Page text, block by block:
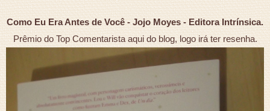
Como Eu Era Antes de Você - Jojo Moyes - Editora Intrínsica.
Prêmio do Top Comentarista aqui do blog, logo irá ter resenha.